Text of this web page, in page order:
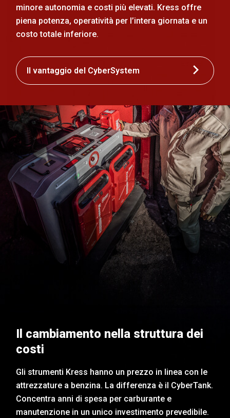
minore autonomia e costi più elevati. Kress offre
piena potenza, operatività per l’intera giornata e un
costo totale inferiore.
Il vantaggio del CyberSystem
Il cambiamento nella struttura dei
costi
Gli strumenti Kress hanno un prezzo in linea con le
attrezzature a benzina. La differenza è il CyberTank.
Concentra anni di spesa per carburante e
manutenzione in un unico investimento prevedibile.